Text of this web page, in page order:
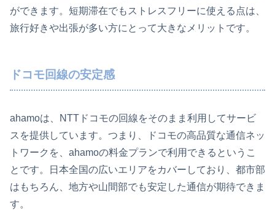
ができます。短期滞在でもストレスフリーに使える点は、
旅行好きや出張が多い方にとって大きなメリットです。
ドコモ回線の安定感
ahamoは、NTTドコモの回線をそのまま利用してサービ
スを提供しています。つまり、ドコモの高品質な通信ネッ
トワークを、ahamoの料金プランで利用できるというこ
とです。日本全国の広いエリアをカバーしており、都市部
はもちろん、地方や山間部でも安定した通信が期待できま
す。